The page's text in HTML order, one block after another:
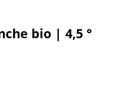
bio | 4,5 °